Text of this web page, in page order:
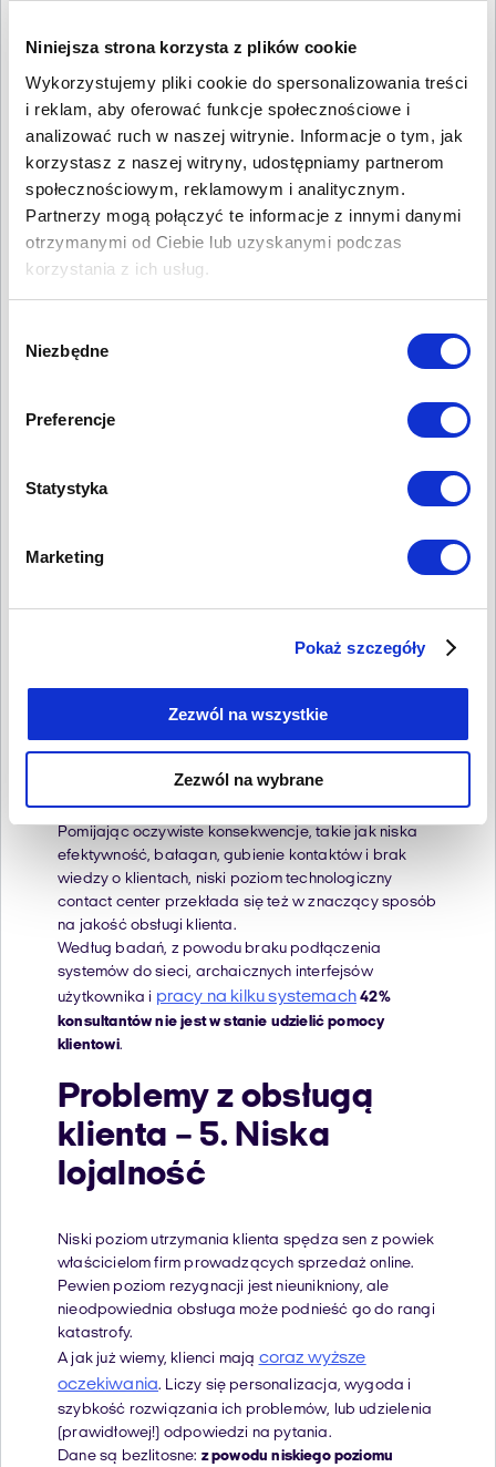
Niniejsza strona korzysta z plików cookie
Wykorzystujemy pliki cookie do spersonalizowania treści
i reklam, aby oferować funkcje społecznościowe i
analizować ruch w naszej witrynie. Informacje o tym, jak
korzystasz z naszej witryny, udostępniamy partnerom
społecznościowym, reklamowym i analitycznym.
Partnerzy mogą połączyć te informacje z innymi danymi
otrzymanymi od Ciebie lub uzyskanymi podczas
korzystania z ich usług.
zgody
Niezbędne
Preferencje
Statystyka
Marketing
Pokaż szczegóły
Zezwól na wszystkie
Zezwól na wybrane
klienta – 3. Utrudniony
kontakt
Zwracaliśmy już uwagę, jak ważne jest udostępnienie
klientom wielu kanałów komunikacji.
Tymczasem tylko 10% firm uważa, że ich biuro obsługi
jest wielokanałowe
Ale 76% z nich dostrzega problem i dąży do
wielokanałowości.
Spójrzmy na problem w ten sposób: w obsłudze
klienta wciąż królują telefon i e-mail. A jeżeli klient w
danej chwili nie będzie miał możliwości zadzwonienia
Po prostu się z Tobą nie skontaktuje.
kontaktu
lub porozmawiać na czacie.
klienta – 4.
Przestarzała
Focus Telecom działa na rynku od 2008 roku. Przez
ten czas wiele się zmieniło, ale w naszej codziennej
tkwiącymi w erze arkuszy kalkulacyjnych i
zeszytowych baz danych.
Pomijając oczywiste konsekwencje, takie jak niska
efektywność, bałagan, gubienie kontaktów i brak
wiedzy o klientach, niski poziom technologiczny
contact center przekłada się też w znaczący sposób
na jakość obsługi klienta.
Według badań, z powodu braku podłączenia
systemów do sieci, archaicznych interfejsów
użytkownika i pracy na kilku systemach 42%
konsultantów nie jest w stanie udzielić pomocy
klientowi.
Problemy z obsługą
klienta – 5. Niska
lojalność
Niski poziom utrzymania klienta spędza sen z powiek
właścicielom firm prowadzących sprzedaż online.
Pewien poziom rezygnacji jest nieunikniony, ale
nieodpowiednia obsługa może podnieść go do rangi
katastrofy.
A jak już wiemy, klienci mają coraz wyższe
oczekiwania. Liczy się personalizacja, wygoda i
szybkość rozwiązania ich problemów, lub udzielenia
(prawidłowej!) odpowiedzi na pytania.
Dane są bezlitosne: z powodu niskiego poziomu